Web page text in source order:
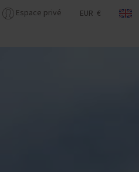
Espace privé EUR €